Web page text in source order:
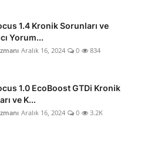
1.4 Kronik Sorunları ve
Yorum...
Aralık 16, 2024 0 834
1.0 EcoBoost GTDi Kronik
ve K...
Aralık 16, 2024 0 3.2K